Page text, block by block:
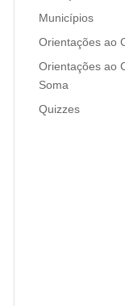
Municípios
Orientações ao
Orientações ao
Soma
Quizzes